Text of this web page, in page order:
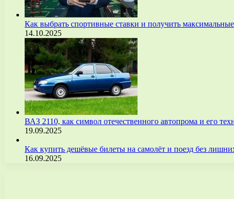
Как выбрать спортивные ставки и получить
14.10.2025
ВАЗ 2110, как символ отечественного автопрома и его
19.09.2025
Как купить дешёвые билеты на самолёт и поезд без
16.09.2025